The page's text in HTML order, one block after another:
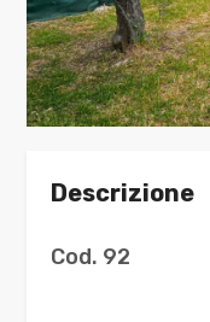
Descrizione
Cod. 92
Tipologia
multiscelta